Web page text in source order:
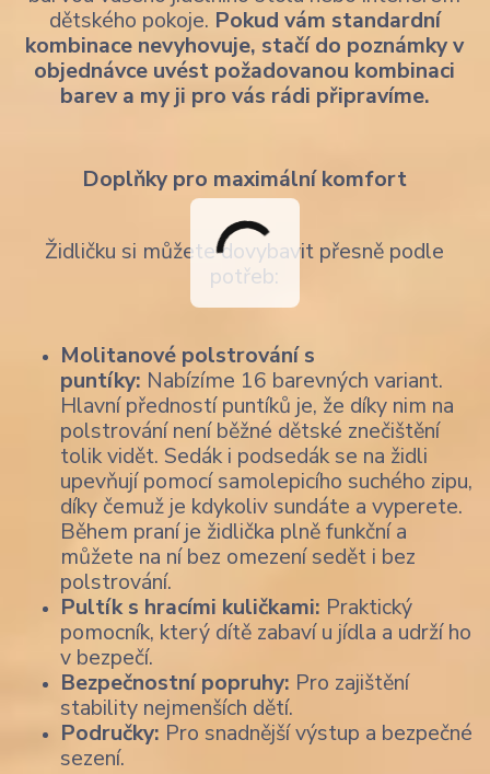
dětského pokoje. Pokud vám standardní
kombinace nevyhovuje, stačí do poznámky v
objednávce uvést požadovanou kombinaci
barev a my ji pro vás rádi připravíme.
Doplňky pro maximální komfort
Židličku si můžete dovybavit přesně podle
potřeb:
Molitanové polstrování s
puntíky: Nabízíme 16 barevných variant.
Hlavní předností puntíků je, že díky nim na
polstrování není běžné dětské znečištění
tolik vidět. Sedák i podsedák se na židli
upevňují pomocí samolepicího suchého zipu,
díky čemuž je kdykoliv sundáte a vyperete.
Během praní je židlička plně funkční a
můžete na ní bez omezení sedět i bez
polstrování.
Pultík s hracími kuličkami: Praktický
pomocník, který dítě zabaví u jídla a udrží ho
v bezpečí.
Bezpečnostní popruhy: Pro zajištění
stability nejmenších dětí.
Područky: Pro snadnější výstup a bezpečné
sezení.